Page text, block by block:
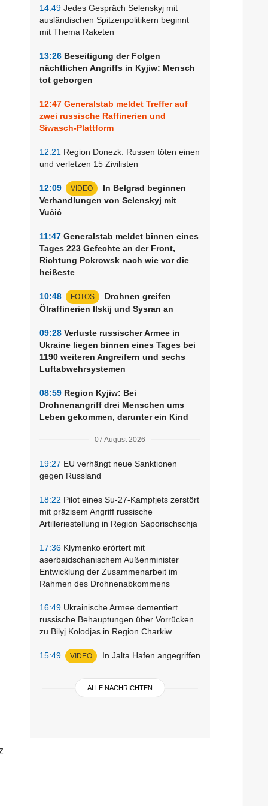
14:49 Jedes Gespräch Selenskyj mit
ausländischen Spitzenpolitikern beginnt
mit Thema Raketen
13:26 Beseitigung der Folgen
nächtlichen Angriffs in Kyjiw: Mensch
tot geborgen
12:47 Generalstab meldet Treffer auf
zwei russische Raffinerien und
Siwasch-Plattform
12:21 Region Donezk: Russen töten einen
und verletzen 15 Zivilisten
12:09 VIDEO
In Belgrad beginnen
Verhandlungen von Selenskyj mit
Vučić
11:47 Generalstab meldet binnen eines
Tages 223 Gefechte an der Front,
Richtung Pokrowsk nach wie vor die
heißeste
10:48 FOTOS
Drohnen greifen
Ölraffinerien Ilskij und Sysran an
09:28 Verluste russischer Armee in
Ukraine liegen binnen eines Tages bei
1190 weiteren Angreifern und sechs
Luftabwehrsystemen
08:59 Region Kyjiw: Bei
Drohnenangriff drei Menschen ums
Leben gekommen, darunter ein Kind
07 August 2026
19:27 EU verhängt neue Sanktionen
gegen Russland
18:22 Pilot eines Su-27-Kampfjets zerstört
mit präzisem Angriff russische
Artilleriestellung in Region Saporischschja
17:36 Klymenko erörtert mit
aserbaidschanischem Außenminister
Entwicklung der Zusammenarbeit im
Rahmen des Drohnenabkommens
16:49 Ukrainische Armee dementiert
russische Behauptungen über Vorrücken
zu Bilyj Kolodjas in Region Charkiw
15:49 VIDEO In Jalta Hafen angegriffen
ALLE NACHRICHTEN